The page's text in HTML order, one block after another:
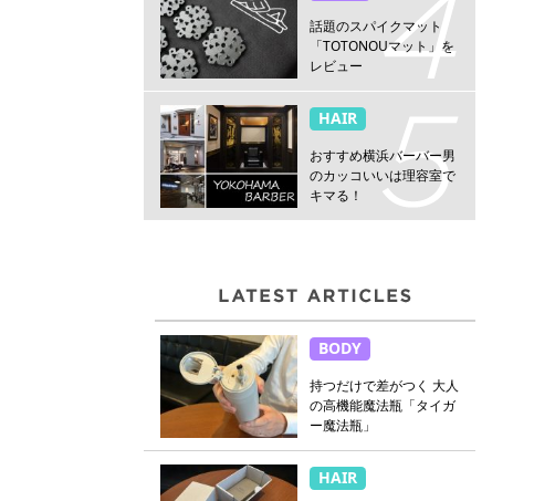
話題のスパイクマット
「TOTONOUマット」を
レビュー
HAIR
おすすめ横浜バーバー男
のカッコいいは理容室で
キマる！
BODY
持つだけで差がつく 大人
の高機能魔法瓶「タイガ
ー魔法瓶」
HAIR